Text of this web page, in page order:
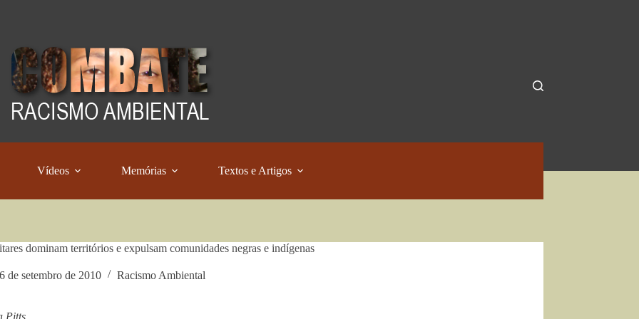
Vídeos Memórias Textos e Artigos
dominam territórios e expulsam comunidades negras e indígenas
de setembro de 2010 Racismo Ambiental
Pitts